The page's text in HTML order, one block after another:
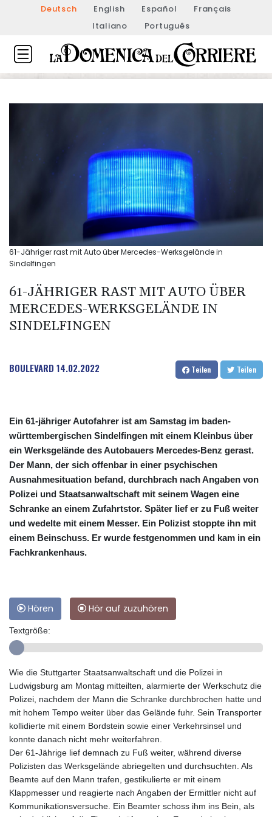
Deutsch English Español
Français
Italiano
Português
61-Jähriger rast mit Auto über Mercedes-Werksgelände in
Sindelfingen
61-JÄHRIGER RAST MIT AUTO ÜBER
MERCEDES-WERKSGELÄNDE IN
SINDELFINGEN
BOULEVARD 14.02.2022 Teilen Teilen
Ein 61-jähriger Autofahrer ist am Samstag im baden-
württembergischen Sindelfingen mit einem Kleinbus über
ein Werksgelände des Autobauers Mercedes-Benz gerast.
Der Mann, der sich offenbar in einer psychischen
Ausnahmesituation befand, durchbrach nach Angaben von
Polizei und Staatsanwaltschaft mit seinem Wagen eine
Schranke an einem Zufahrtstor. Später lief er zu Fuß weiter
und wedelte mit einem Messer. Ein Polizist stoppte ihn mit
einem Beinschuss. Er wurde festgenommen und kam in ein
Fachkrankenhaus.
Hören Hör auf zuzuhören
Textgröße:
Wie die Stuttgarter Staatsanwaltschaft und die Polizei in
Ludwigsburg am Montag mitteilten, alarmierte der Werkschutz die
Polizei, nachdem der Mann die Schranke durchbrochen hatte und
mit hohem Tempo weiter über das Gelände fuhr. Sein Transporter
kollidierte mit einem Bordstein sowie einer Verkehrsinsel und
konnte danach nicht mehr weiterfahren.
Der 61-Jährige lief demnach zu Fuß weiter, während diverse
Polizisten das Werksgelände abriegelten und durchsuchten. Als
Beamte auf den Mann trafen, gestikulierte er mit einem
Klappmesser und reagierte nach Angaben der Ermittler nicht auf
Kommunikationsversuche. Ein Beamter schoss ihm ins Bein, als